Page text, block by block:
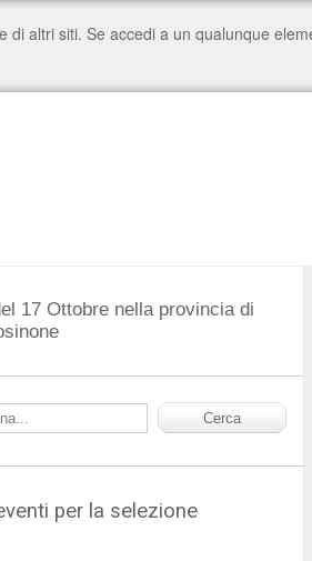
17 Ottobre nella provincia di
per la selezione